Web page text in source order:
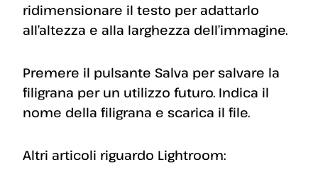
ridimensionare il testo per adattarlo
all’altezza e alla larghezza dell’immagine.
Premere il pulsante Salva per salvare la
filigrana per un utilizzo futuro. Indica il
nome della filigrana e scarica il file.
Altri articoli riguardo Lightroom: